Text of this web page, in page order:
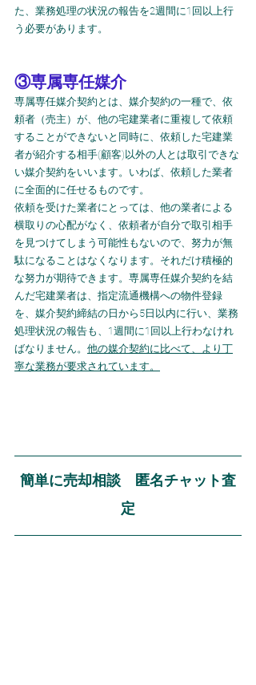
た、業務処理の状況の報告を2週間に1回以上行
う必要があります。
③専属専任媒介
専属専任媒介契約とは、媒介契約の一種で、依
頼者（売主）が、他の宅建業者に重複して依頼
することができないと同時に、依頼した宅建業
者が紹介する相手(顧客)以外の人とは取引できな
い媒介契約をいいます。いわば、依頼した業者
に全面的に任せるものです。
依頼を受けた業者にとっては、他の業者による
横取りの心配がなく、依頼者が自分で取引相手
を見つけてしまう可能性もないので、努力が無
駄になることはなくなります。それだけ積極的
な努力が期待できます。専属専任媒介契約を結
んだ宅建業者は、指定流通機構への物件登録
を、媒介契約締結の日から5日以内に行い、業務
処理状況の報告も、1週間に1回以上行わなけれ
ばなりません。 他の媒介契約に比べて、より丁
寧な業務が要求されています。
簡単に売却相談　匿名チャット査
定